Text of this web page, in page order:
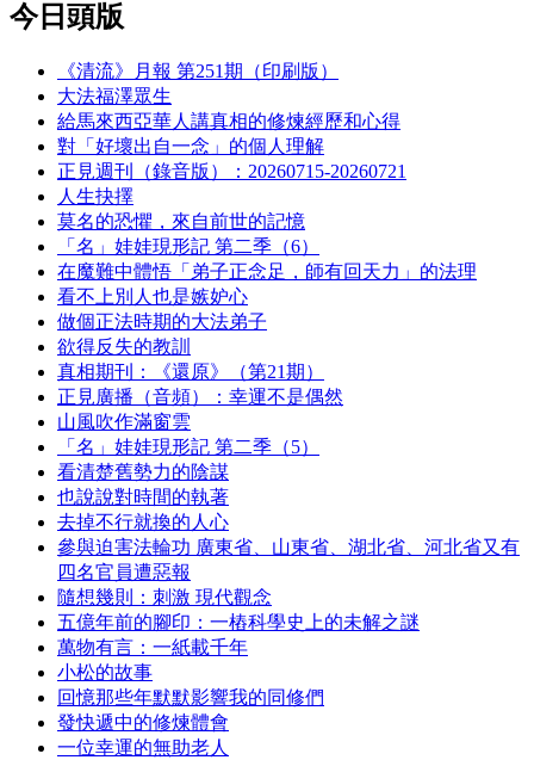
今日頭版
《清流》月報 第251期（印刷版）
大法福澤眾生
給馬來西亞華人講真相的修煉經歷和心得
對「好壞出自一念」的個人理解
正見週刊（錄音版）：20260715-20260721
人生抉擇
莫名的恐懼，來自前世的記憶
「名」娃娃現形記 第二季（6）
在魔難中體悟「弟子正念足，師有回天力」的法理
看不上別人也是嫉妒心
做個正法時期的大法弟子
欲得反失的教訓
真相期刊：《還原》（第21期）
正見廣播（音頻）：幸運不是偶然
山風吹作滿窗雲
「名」娃娃現形記 第二季（5）
看清楚舊勢力的陰謀
也說說對時間的執著
去掉不行就換的人心
參與迫害法輪功 廣東省、山東省、湖北省、河北省又有
四名官員遭惡報
隨想幾則：刺激 現代觀念
五億年前的腳印：一樁科學史上的未解之謎
萬物有言：一紙載千年
小松的故事
回憶那些年默默影響我的同修們
發快遞中的修煉體會
一位幸運的無助老人